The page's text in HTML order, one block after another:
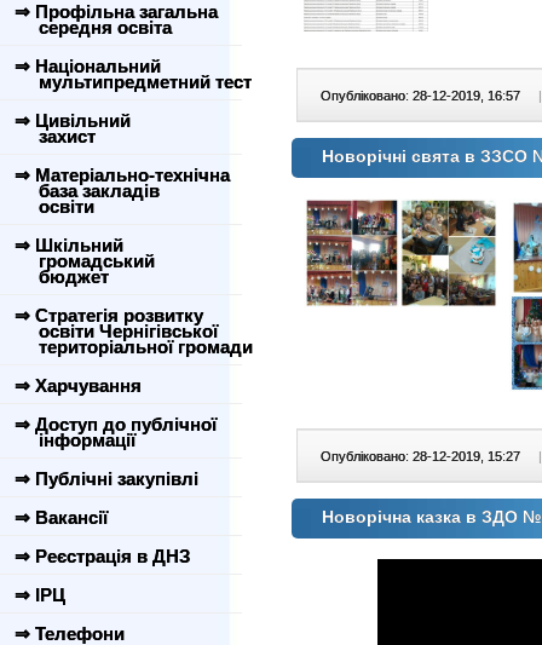
⇒ Профільна загальна
середня освіта
⇒ Національний
мультипредметний тест
⇒ Цивільний
захист
⇒ Матеріально-технічна
база закладів
освіти
⇒ Шкільний
громадський
бюджет
⇒ Стратегія розвитку
освіти Чернігівської
територіальної громади
⇒ Харчування
⇒ Доступ до публічної
інформації
⇒ Публічні закупівлі
⇒ Вакансії
⇒ Реєстрація в ДНЗ
⇒ ІРЦ
⇒ Телефони
Опубліковано: 28-12-2019, 16:57 |
Новорічні свята в ЗЗСО
Опубліковано: 28-12-2019, 15:27 |
Новорічна казка в ЗДО